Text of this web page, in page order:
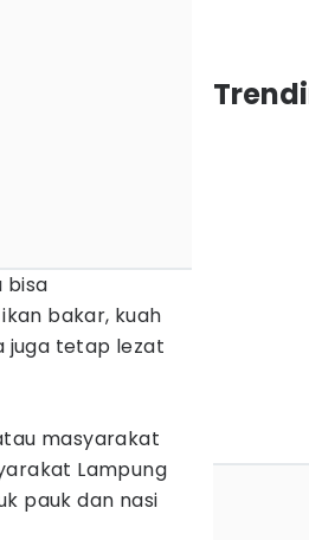
bisa
bakar, kuah
juga tetap lezat
masyarakat
Lampung
pauk dan nasi